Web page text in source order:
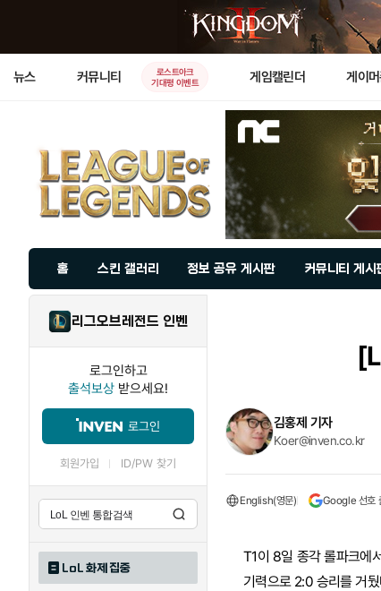
뉴스 커뮤니티
로스트아크
기대평 이벤트
게임캘린더 게이
홈 스킨 갤러리 정보 공유 게시판 커뮤니티 게시
리그오브레전드 인벤
로그인하고
출석보상 받으세요!
로그인
회원가입 ID/PW 찾기
LoL 화제 집중
김홍제 기자
Koer@inven.co.kr
English(영문) Google 선호
T1이 8일 종각 롤파크에
기력으로 2:0 승리를 거